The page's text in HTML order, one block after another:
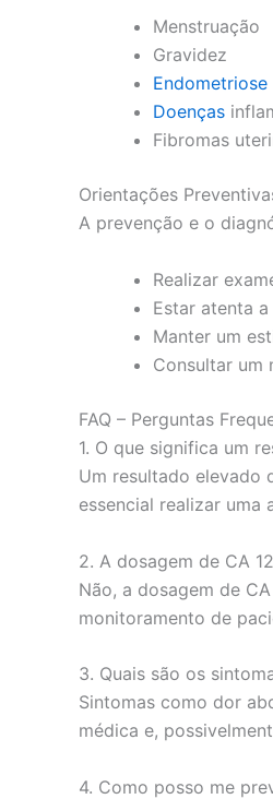
Menstruação
Gravidez
Endometriose
Doenças
Fibromas
Orientações
A prevenção e o
Realizar
Estar atenta
Manter um
Consultar um
FAQ – Perguntas
1. O que significa um
Um resultado elevado
essencial realizar uma
2. A dosagem de CA
Não, a dosagem de
monitoramento de
3. Quais são os
Sintomas como dor
médica e,
4. Como posso me